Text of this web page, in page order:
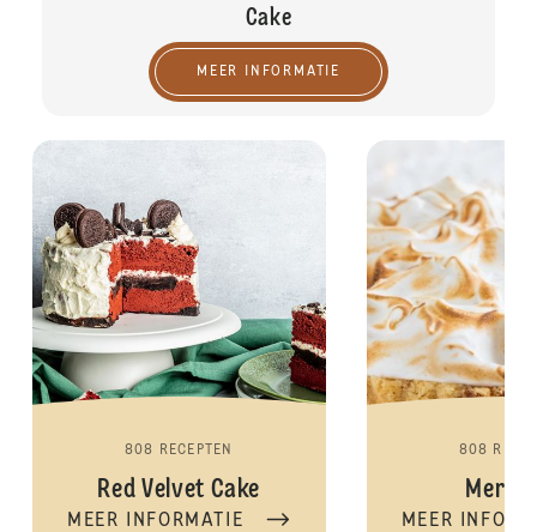
Cake
MEER INFORMATIE
808 RECEPTEN
Red Velvet Cake
MEER INFORMATIE
808
MEER